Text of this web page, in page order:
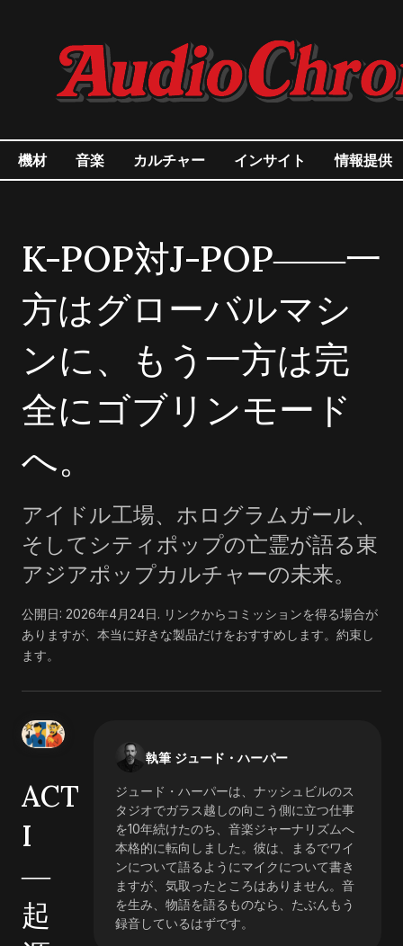
機材 音楽 カルチャー インサイト 情報提供
K-POP対J-POP――一
方はグローバルマシ
ンに、もう一方は完
全にゴブリンモード
へ。
アイドル工場、ホログラムガール、
そしてシティポップの亡霊が語る東
アジアポップカルチャーの未来。
公開日: 2026年4月24日. リンクからコミッションを得る場合が
ありますが、本当に好きな製品だけをおすすめします。約束し
ます。
執筆 ジュード・ハーパー
ジュード・ハーパーは、ナッシュビルのス
タジオでガラス越しの向こう側に立つ仕事
を10年続けたのち、音楽ジャーナリズムへ
本格的に転向しました。彼は、まるでワイ
ンについて語るようにマイクについて書き
ますが、気取ったところはありません。音
を生み、物語を語るものなら、たぶんもう
録音しているはずです。
ACT
I
―
起